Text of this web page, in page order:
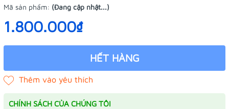
Mã sản phẩm: (Đang cập nhật...)
1.800.000₫
HẾT HÀNG
CHÍNH SÁCH CỦA CHÚNG TÔI